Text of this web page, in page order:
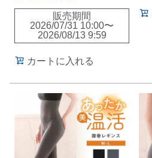
販売期間
2026/07/31 10:00〜
2026/08/13 9:59
カートに入れる